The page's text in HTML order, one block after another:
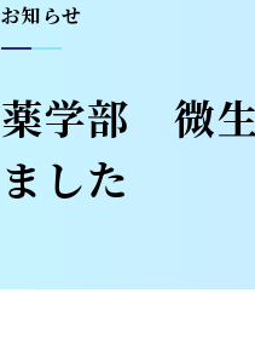
お知らせ
薬学部 微生
ました